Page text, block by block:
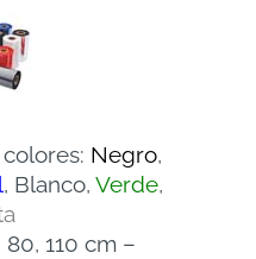
Negro,
, Blanco, Verde,
110 cm –